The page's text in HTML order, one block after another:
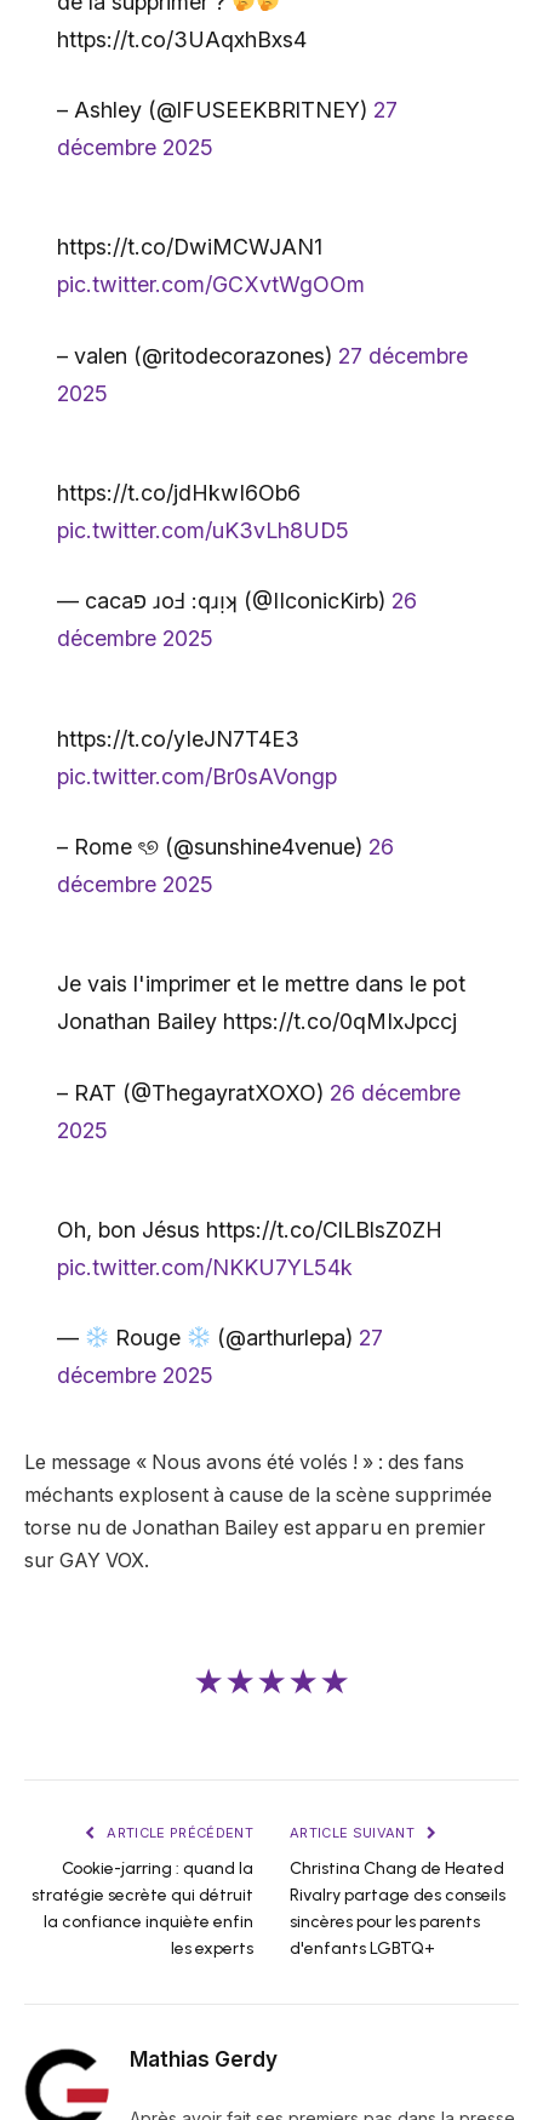
https://t.co/3UAqxhBxs4
– Ashley (@lFUSEEKBRlTNEY) 27
décembre 2025
https://t.co/DwiMCWJAN1
pic.twitter.com/GCXvtWgOOm
– valen (@ritodecorazones) 27 décembre
2025
https://t.co/jdHkwI6Ob6
pic.twitter.com/uK3vLh8UD5
— cacaפ ɹoℲ :qɹᴉʞ (@IIconicKirb) 26
décembre 2025
https://t.co/yIeJN7T4E3
pic.twitter.com/Br0sAVongp
– Rome ৎ୭ (@sunshine4venue) 26
décembre 2025
Je vais l'imprimer et le mettre dans le pot
Jonathan Bailey https://t.co/0qMIxJpccj
– RAT (@ThegayratXOXO) 26 décembre
2025
Oh, bon Jésus https://t.co/ClLBlsZ0ZH
pic.twitter.com/NKKU7YL54k
— Rouge (@arthurlepa) 27
décembre 2025
Le message « Nous avons été volés ! » : des fans
méchants explosent à cause de la scène supprimée
torse nu de Jonathan Bailey est apparu en premier
sur GAY VOX.
★★★★★
ARTICLE PRÉCÉDENT
Cookie-jarring : quand la
stratégie secrète qui détruit
la confiance inquiète enfin
les experts
ARTICLE SUIVANT
Christina Chang de Heated
Rivalry partage des conseils
sincères pour les parents
d'enfants LGBTQ+
Mathias Gerdy